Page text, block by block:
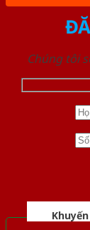
Chúng tôi